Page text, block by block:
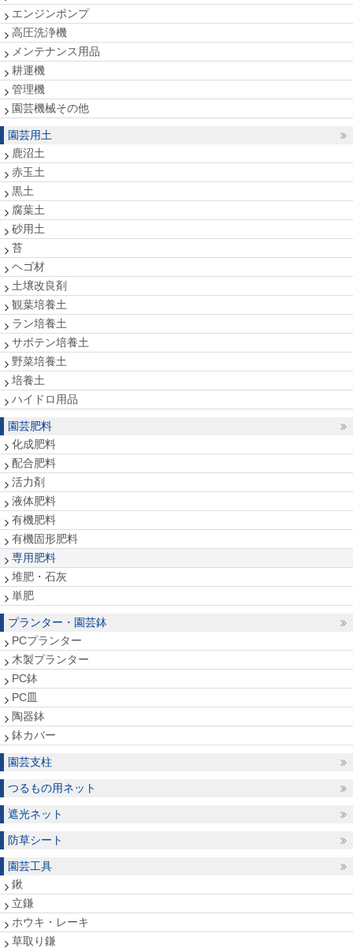
エンジンポンプ
高圧洗浄機
メンテナンス用品
耕運機
管理機
園芸機械その他
園芸用土
鹿沼土
赤玉土
黒土
腐葉土
砂用土
苔
ヘゴ材
土壌改良剤
観葉培養土
ラン培養土
サボテン培養土
野菜培養土
培養土
ハイドロ用品
園芸肥料
化成肥料
配合肥料
活力剤
液体肥料
有機肥料
有機固形肥料
専用肥料
堆肥・石灰
単肥
プランター・園芸鉢
PCプランター
木製プランター
PC鉢
PC皿
陶器鉢
鉢カバー
園芸支柱
つるもの用ネット
遮光ネット
防草シート
園芸工具
鍬
立鎌
ホウキ・レーキ
草取り鎌